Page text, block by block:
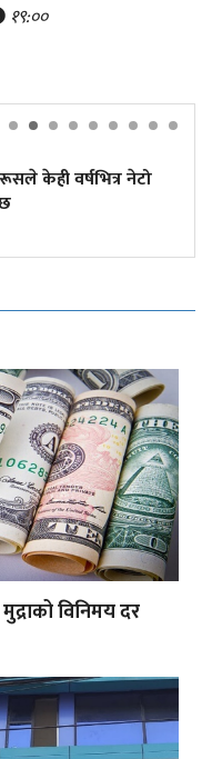
१९:००
अनलाइन
विनिमय दर